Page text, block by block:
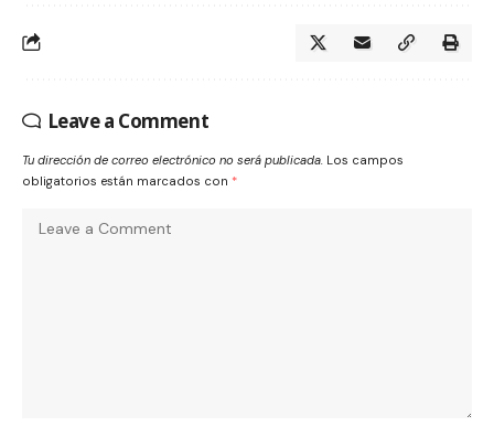
Leave a Comment
Tu dirección de correo electrónico no será publicada. Los campos
obligatorios están marcados con *